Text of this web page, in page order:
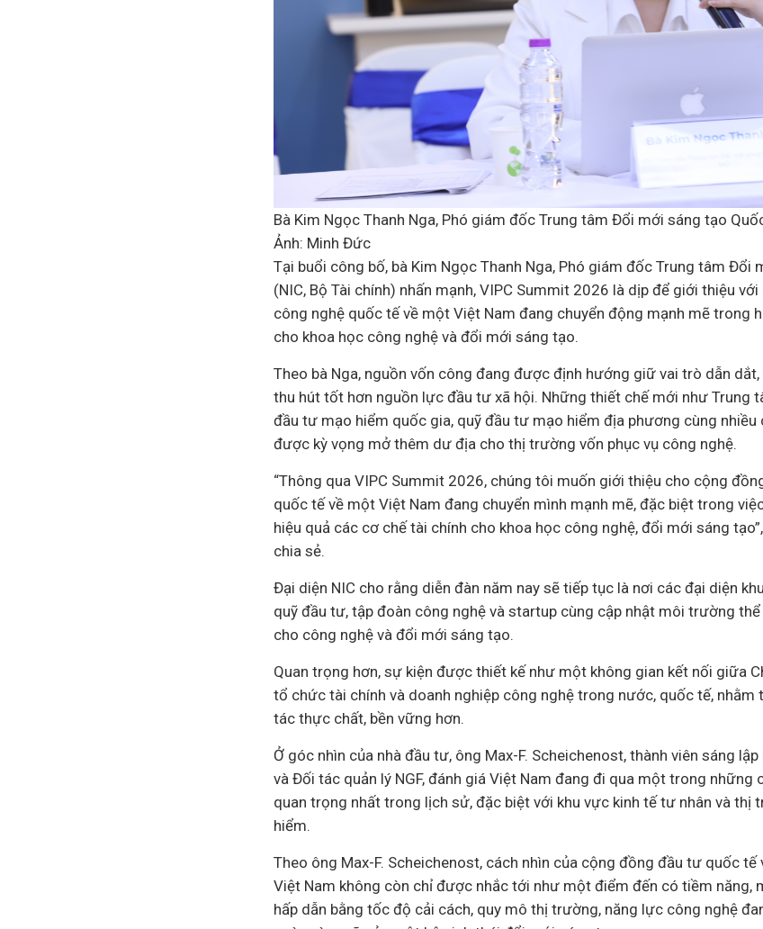
Bà Kim Ngọc Thanh Nga, Phó giám đốc Trung tâm Đổi mới sáng tạo
Ảnh: Minh Đức
Tại buổi công bố, bà Kim Ngọc Thanh Nga, Phó giám đốc Trung tâm Đổi
(NIC, Bộ Tài chính) nhấn mạnh, VIPC Summit 2026 là dịp để giới thiệu
công nghệ quốc tế về một Việt Nam đang chuyển động mạnh mẽ trong
cho khoa học công nghệ và đổi mới sáng tạo.
Theo bà Nga, nguồn vốn công đang được định hướng giữ vai trò dẫn
thu hút tốt hơn nguồn lực đầu tư xã hội. Những thiết chế mới như Trung
đầu tư mạo hiểm quốc gia, quỹ đầu tư mạo hiểm địa phương cùng nhiều
được kỳ vọng mở thêm dư địa cho thị trường vốn phục vụ công nghệ.
“Thông qua VIPC Summit 2026, chúng tôi muốn giới thiệu cho cộng
quốc tế về một Việt Nam đang chuyển mình mạnh mẽ, đặc biệt trong
hiệu quả các cơ chế tài chính cho khoa học công nghệ, đổi mới sáng
chia sẻ.
Đại diện NIC cho rằng diễn đàn năm nay sẽ tiếp tục là nơi các đại diện
quỹ đầu tư, tập đoàn công nghệ và startup cùng cập nhật môi trường
cho công nghệ và đổi mới sáng tạo.
Quan trọng hơn, sự kiện được thiết kế như một không gian kết nối giữa
tổ chức tài chính và doanh nghiệp công nghệ trong nước, quốc tế, nhằm
tác thực chất, bền vững hơn.
Ở góc nhìn của nhà đầu tư, ông Max-F. Scheichenost, thành viên sáng
và Đối tác quản lý NGF, đánh giá Việt Nam đang đi qua một trong những
quan trọng nhất trong lịch sử, đặc biệt với khu vực kinh tế tư nhân và thị
hiểm.
Theo ông Max-F. Scheichenost, cách nhìn của cộng đồng đầu tư quốc tế
Việt Nam không còn chỉ được nhắc tới như một điểm đến có tiềm năng,
hấp dẫn bằng tốc độ cải cách, quy mô thị trường, năng lực công nghệ